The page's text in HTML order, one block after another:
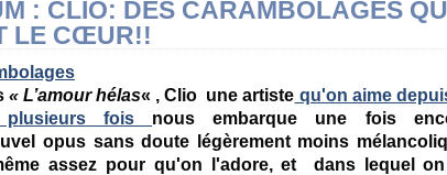
: CLIO: DES CARAMBOLAGES
LE CŒUR!!
« L’amour hélas« , Clio une artiste qu'on aime
fois nous embarque une fois
opus sans doute légèrement moins
assez pour qu'on l'adore, et dans lequel